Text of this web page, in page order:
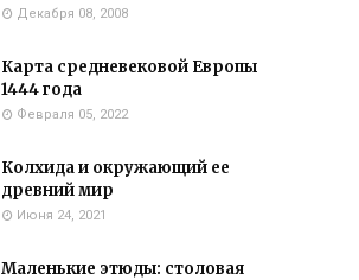
Декабря 08, 2008
Карта средневековой Европы
1444 года
Февраля 05, 2022
Колхида и окружающий ее
древний мир
Июня 24, 2021
Маленькие этюды: столовая